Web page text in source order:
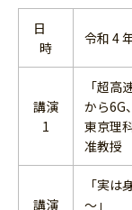
日
時
令和 4
講演
1
「超
から6G
東京理
准教授
講演
「実
～」